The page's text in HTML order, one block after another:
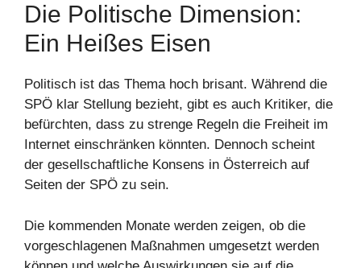
Die Politische Dimension:
Ein Heißes Eisen
Politisch ist das Thema hoch brisant. Während die
SPÖ klar Stellung bezieht, gibt es auch Kritiker, die
befürchten, dass zu strenge Regeln die Freiheit im
Internet einschränken könnten. Dennoch scheint
der gesellschaftliche Konsens in Österreich auf
Seiten der SPÖ zu sein.
Die kommenden Monate werden zeigen, ob die
vorgeschlagenen Maßnahmen umgesetzt werden